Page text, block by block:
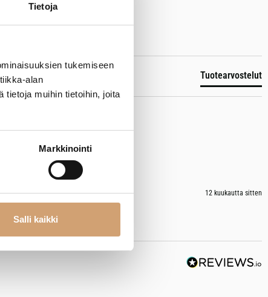
Tietoja
tukemiseen
alan
tietoja muihin tietoihin, joita
Markkinointi
Salli kaikki
Tuotearvostelut
12 kuukautta sitten